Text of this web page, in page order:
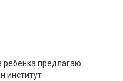
ребенка предлагаю
институт